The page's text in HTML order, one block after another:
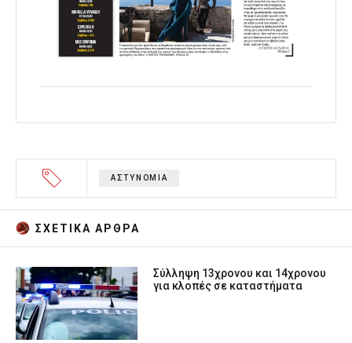
ΑΣΤΥΝΟΜΙΑ
ΣΧΕΤΙΚA AΡΘΡΑ
Σύλληψη 13χρονου και 14χρονου
για κλοπές σε καταστήματα